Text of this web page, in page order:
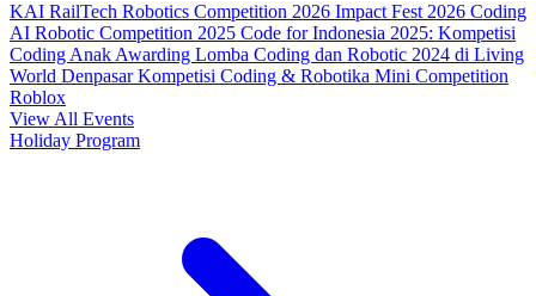
KAI RailTech Robotics Competition 2026 Impact Fest 2026 Coding
AI Robotic Competition 2025 Code for Indonesia 2025: Kompetisi
Coding Anak Awarding Lomba Coding dan Robotic 2024 di Living
World DenpasarKompetisi Coding & Robotika Mini Competition
Roblox
View All Events
Holiday Program